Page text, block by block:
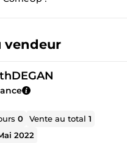
vendeur
0 Vente au total1
2022